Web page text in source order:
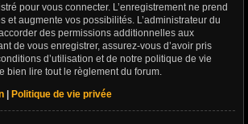
pour vous connecter. L’enregistrement ne prend
et augmente vos possibilités. L’administrateur du
des permissions additionnelles aux
de vous enregistrer, assurez-vous d’avoir pris
d’utilisation et de notre politique de vie
bien lire tout le règlement du forum.
| Politique de vie privée